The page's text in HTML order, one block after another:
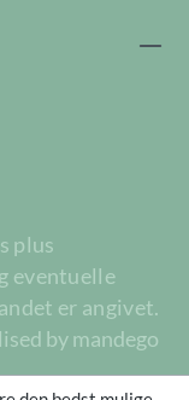
plus
eventuelle
er angivet.
by mandego